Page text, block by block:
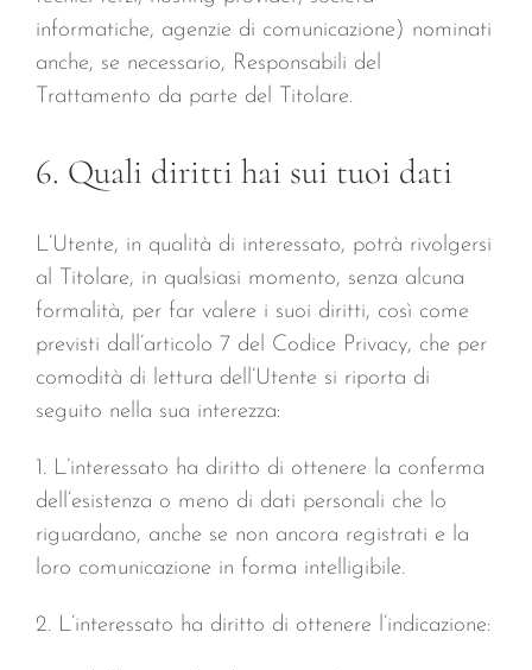
informatiche, agenzie di comunicazione) nominati
anche, se necessario, Responsabili del
Trattamento da parte del Titolare.
6. Quali diritti hai sui tuoi dati
L’Utente, in qualità di interessato, potrà rivolgersi
al Titolare, in qualsiasi momento, senza alcuna
formalità, per far valere i suoi diritti, così come
previsti dall’articolo 7 del Codice Privacy, che per
comodità di lettura dell’Utente si riporta di
seguito nella sua interezza:
1. L’interessato ha diritto di ottenere la conferma
dell’esistenza o meno di dati personali che lo
riguardano, anche se non ancora registrati e la
loro comunicazione in forma intelligibile.
2. L’interessato ha diritto di ottenere l’indicazione: